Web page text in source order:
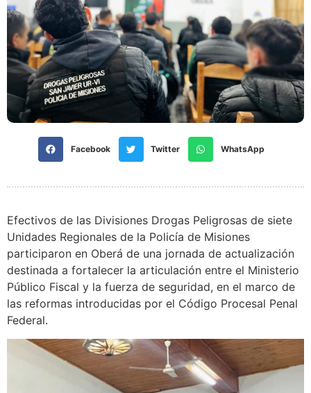
Facebook Twitter WhatsApp
Efectivos de las Divisiones Drogas Peligrosas de siete
Unidades Regionales de la Policía de Misiones
participaron en Oberá de una jornada de actualización
destinada a fortalecer la articulación entre el Ministerio
Público Fiscal y la fuerza de seguridad, en el marco de
las reformas introducidas por el Código Procesal Penal
Federal.